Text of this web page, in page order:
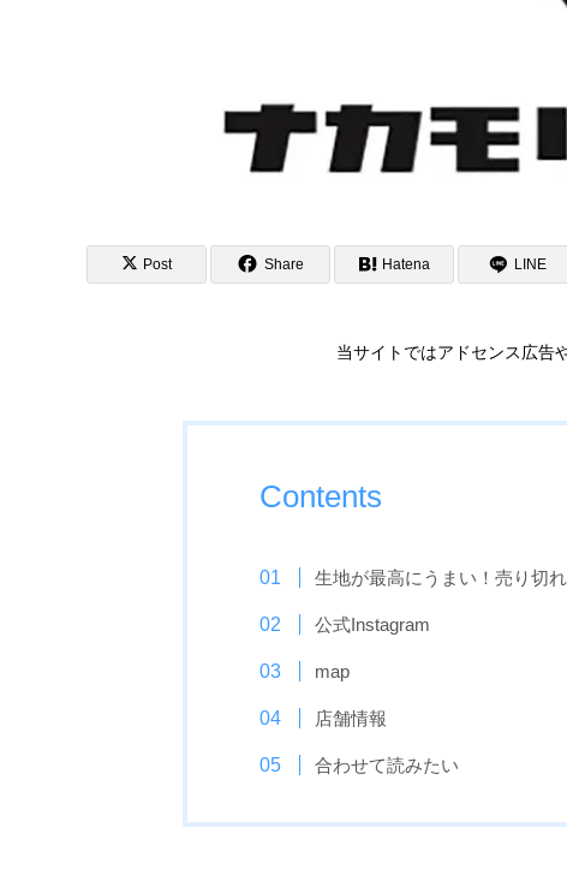
Post Share Hatena LINE
当サイトではアドセンス広告
Contents
生地が最高にうまい！売り切
公式Instagram
map
店舗情報
合わせて読みたい